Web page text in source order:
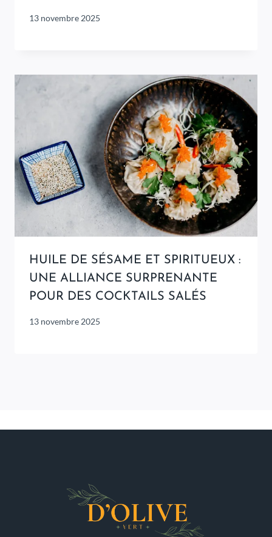
13 novembre 2025
HUILE DE SÉSAME ET SPIRITUEUX :
UNE ALLIANCE SURPRENANTE
POUR DES COCKTAILS SALÉS
13 novembre 2025